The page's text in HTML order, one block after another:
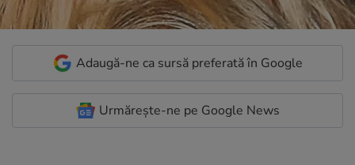
Adaugă-ne ca sursă preferată în Google
Urmărește-ne pe Google News